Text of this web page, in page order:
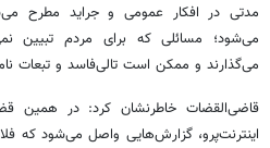
مدتی در افکار عمومی و جراید مطرح
می‌شود؛ مسائلی که برای مردم تبیین
می‌گذارند و ممکن است تالی‌فاسد و تبعات
قاضی‌القضات خاطرنشان کرد: در
اینترنت‌پرو، گزارش‌هایی واصل می‌شود که